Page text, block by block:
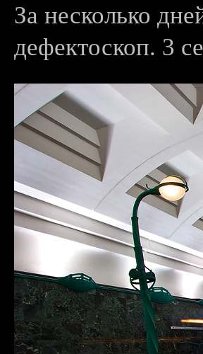
За несколько
дефектоскоп. 3